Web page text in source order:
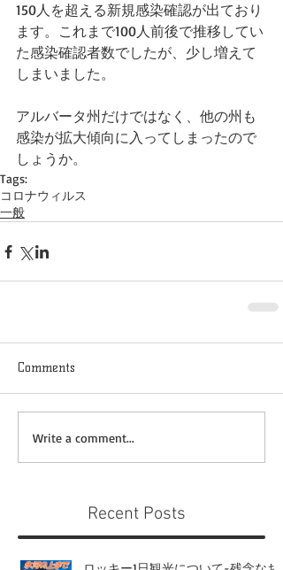
150人を超える新規感染確認が出ており
ます。これまで100人前後で推移してい
た感染確認者数でしたが、少し増えて
しまいました。
アルバータ州だけではなく、他の州も
感染が拡大傾向に入ってしまったので
しょうか。
Tags:
コロナウィルス
一般
Comments
Write a comment...
Recent Posts